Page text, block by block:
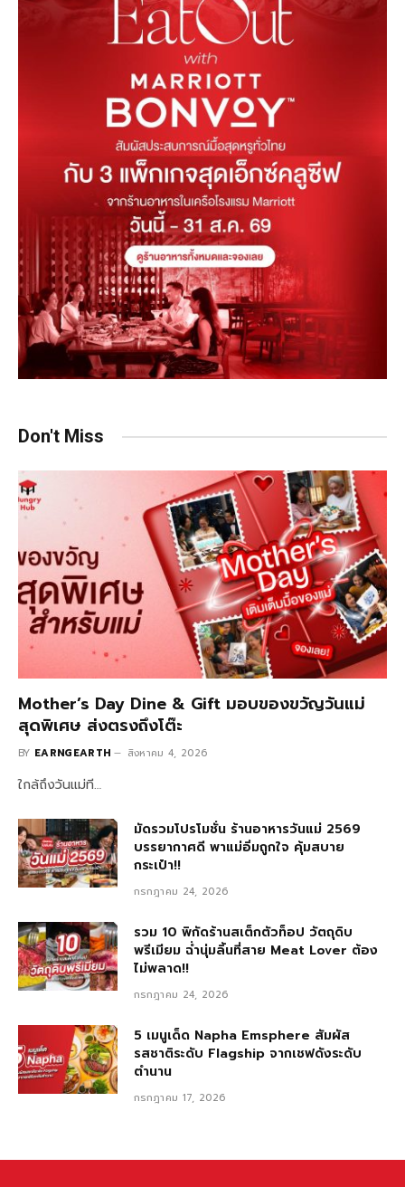
Don't Miss
Mother’s Day Dine & Gift มอบของขวัญวันแม่
สุดพิเศษ ส่งตรงถึงโต๊ะ
BY EARNGEARTH สิงหาคม 4, 2026
ใกล้ถึงวันแม่ที…
มัดรวมโปรโมชั่น ร้านอาหารวันแม่ 2569
บรรยากาศดี พาแม่อิ่มถูกใจ คุ้มสบาย
กระเป๋า!!
กรกฎาคม 24, 2026
รวม 10 พิกัดร้านสเต็กตัวท็อป วัตถุดิบ
พรีเมียม ฉ่ำนุ่มลิ้นที่สาย Meat Lover ต้อง
ไม่พลาด!!
กรกฎาคม 24, 2026
5 เมนูเด็ด Napha Emsphere สัมผัส
รสชาติระดับ Flagship จากเชฟดังระดับ
ตำนาน
กรกฎาคม 17, 2026